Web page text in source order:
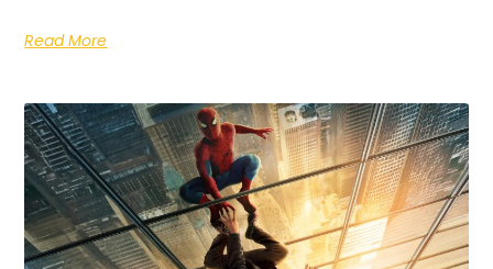
Read More